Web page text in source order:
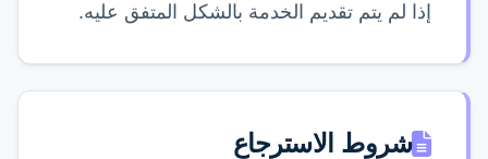
إذا لم يتم تقديم الخدمة بالشكل المتفق عليه.
شروط الاسترجاع